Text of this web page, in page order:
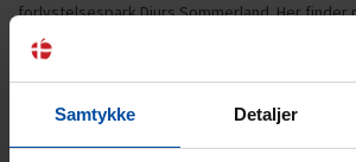
Samtykke Detaljer
forlystelsespark Djurs Sommerland. Her
hele familien, både store og små. Et besøg i
hvor man kommer helt tæt på de store hajer
kan også anbefales.